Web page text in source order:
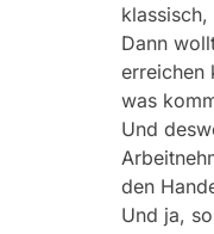
Dann
erreichen
was
Und
den
Und ja,